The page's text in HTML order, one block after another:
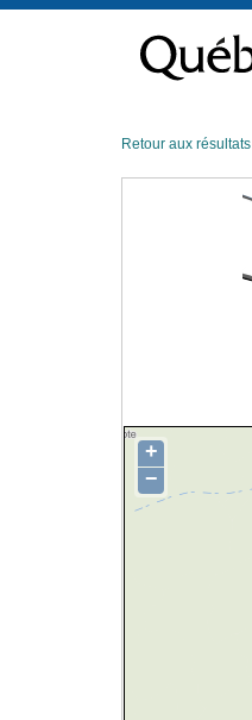
contenu
Retour aux résultats
+
−